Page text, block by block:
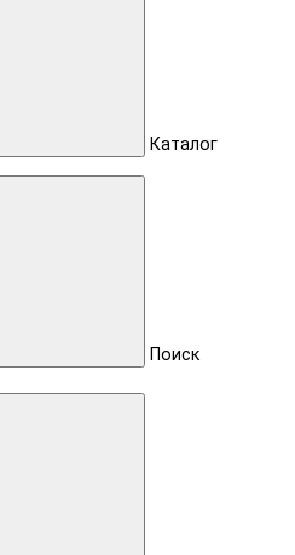
Каталог
Поиск